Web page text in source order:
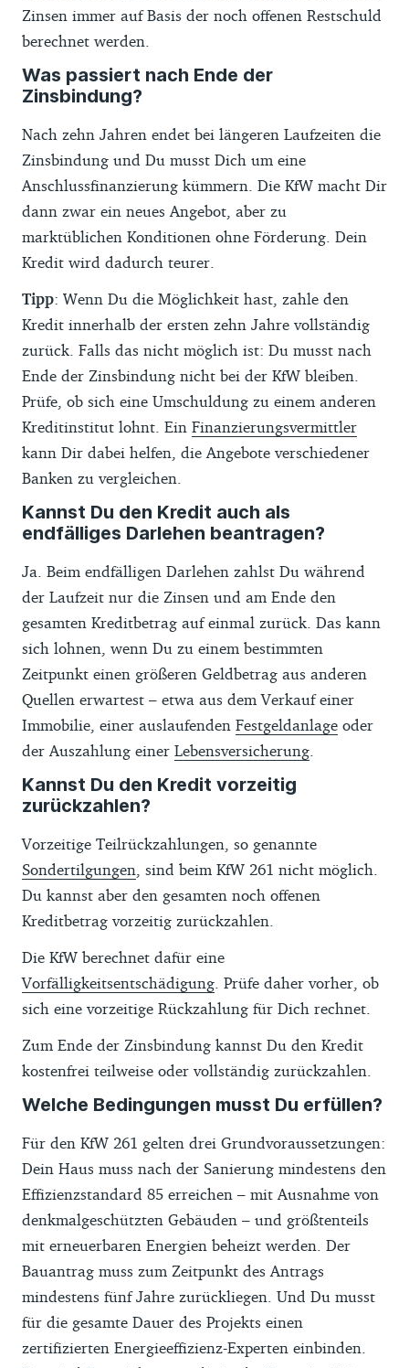
Zinsen immer auf Basis der noch offenen Restschuld
berechnet werden.
Was passiert nach Ende der
Zinsbindung?
Nach zehn Jahren endet bei längeren Laufzeiten die
Zinsbindung und Du musst Dich um eine
Anschlussfinanzierung kümmern. Die KfW macht Dir
dann zwar ein neues Angebot, aber zu
marktüblichen Konditionen ohne Förderung. Dein
Kredit wird dadurch teurer.
Tipp: Wenn Du die Möglichkeit hast, zahle den
Kredit innerhalb der ersten zehn Jahre vollständig
zurück. Falls das nicht möglich ist: Du musst nach
Ende der Zinsbindung nicht bei der KfW bleiben.
Prüfe, ob sich eine Umschuldung zu einem anderen
Kreditinstitut lohnt. Ein Finanzierungsvermittler
kann Dir dabei helfen, die Angebote verschiedener
Banken zu vergleichen.
Kannst Du den Kredit auch als
endfälliges Darlehen beantragen?
Ja. Beim endfälligen Darlehen zahlst Du während
der Laufzeit nur die Zinsen und am Ende den
gesamten Kreditbetrag auf einmal zurück. Das kann
sich lohnen, wenn Du zu einem bestimmten
Zeitpunkt einen größeren Geldbetrag aus anderen
Quellen erwartest – etwa aus dem Verkauf einer
Immobilie, einer auslaufenden Festgeldanlage oder
der Auszahlung einer Lebensversicherung
Kannst Du den Kredit vorzeitig
zurückzahlen?
Vorzeitige Teilrückzahlungen, so genannte
Sondertilgungen , sind beim KfW 261 nicht möglich.
Du kannst aber den gesamten noch offenen
Kreditbetrag vorzeitig zurückzahlen.
Die KfW berechnet dafür eine
Vorfälligkeitsentschädigung . Prüfe daher vorher, ob
sich eine vorzeitige Rückzahlung für Dich rechnet.
Zum Ende der Zinsbindung kannst Du den Kredit
kostenfrei teilweise oder vollständig zurückzahlen.
Welche Bedingungen musst Du erfüllen?
Für den KfW 261 gelten drei Grundvoraussetzungen:
Dein Haus muss nach der Sanierung mindestens den
Effizienzstandard 85 erreichen – mit Ausnahme von
denkmalgeschützten Gebäuden – und größtenteils
mit erneuerbaren Energien beheizt werden. Der
Bauantrag muss zum Zeitpunkt des Antrags
mindestens fünf Jahre zurückliegen. Und Du musst
für die gesamte Dauer des Projekts einen
zertifizierten Energieeffizienz-Experten einbinden.